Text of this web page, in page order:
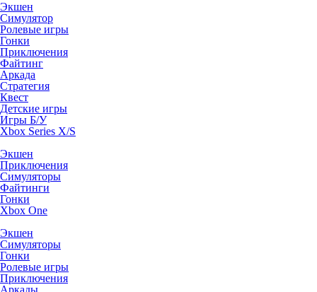
Экшен
Симулятор
Ролевые игры
Гонки
Приключения
Файтинг
Аркада
Стратегия
Квест
Детские игры
Игры Б/У
Xbox Series X/S
Экшен
Приключения
Симуляторы
Файтинги
Гонки
Xbox One
Экшен
Симуляторы
Гонки
Ролевые игры
Приключения
Аркады